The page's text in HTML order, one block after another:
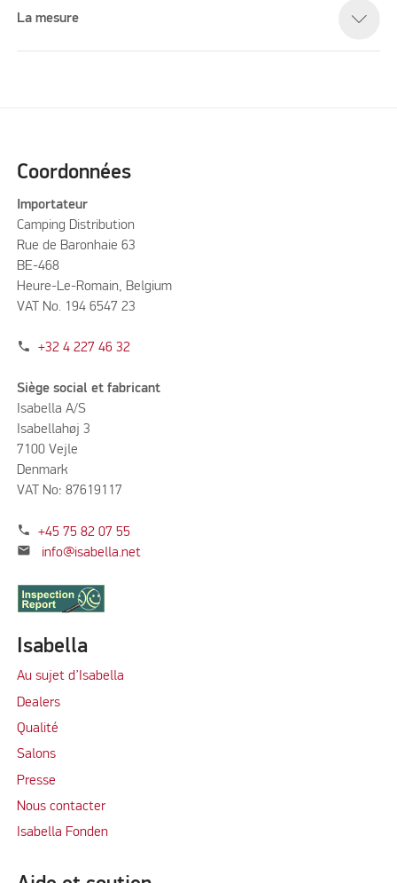
La mesure
Coordonnées
Importateur
Camping Distribution
Rue de Baronhaie 63
BE-468
Heure-Le-Romain, Belgium
VAT No. 194 6547 23
phone +32 4 227 46 32
Siège social et fabricant
Isabella A/S
Isabellahøj 3
7100 Vejle
Denmark
VAT No: 87619117
phone +45 75 82 07 55
mail info@isabella.net
Isabella
Au sujet d’Isabella
Dealers
Qualité
Salons
Presse
Nous contacter
Isabella Fonden